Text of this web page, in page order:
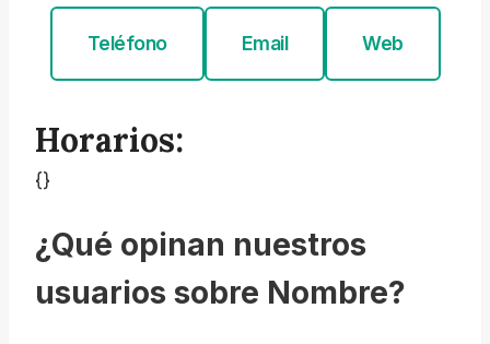
Teléfono Email Web
Horarios:
{}
¿Qué opinan nuestros
usuarios sobre Nombre?